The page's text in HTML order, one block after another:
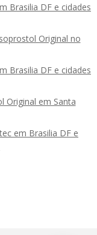
Brasilia DF e cidades
Original no
Brasilia DF e cidades
Original em Santa
em Brasilia DF e